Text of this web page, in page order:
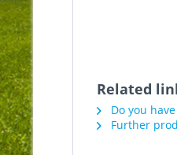
Related
Do you
Further